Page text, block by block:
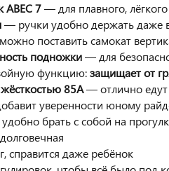
7— для плавного,
— ручки удобно держать даже
поставить самокат
подножки— для
функцию:защищает от
85А— отлично едут
уверенности юному
брать с собой на
справится даже ребёнок